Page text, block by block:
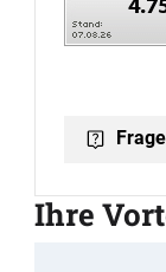
Ihre